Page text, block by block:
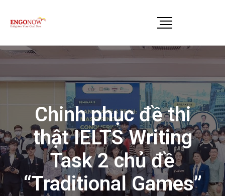
Chinh phục đề thi
thật IELTS Writing
Task 2 chủ đề
“Traditional Games”